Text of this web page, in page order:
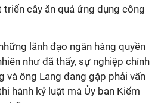
cây ăn quả ứng dụng công
lãnh đạo ngân hàng quyền
như đã thấy, sự nghiệp chính
và ông Lang đang gặp phải vấn
hành kỷ luật mà Ủy ban Kiểm